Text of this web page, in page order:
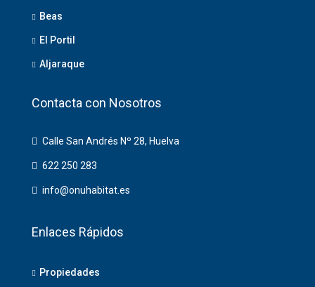
Beas
El Portil
Aljaraque
Contacta con Nosotros
Calle San Andrés Nº 28, Huelva
622 250 283
info@onuhabitat.es
Enlaces Rápidos
Propiedades